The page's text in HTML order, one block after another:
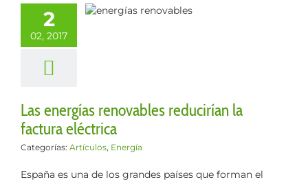
2
02, 2017
la factura
Las energías renovables reducirían la
factura eléctrica
Categorías: Artículos, Energía
España es una de los grandes países que forman el